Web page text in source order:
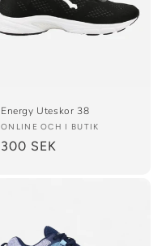
Energy Uteskor 38
Säljare:
ONLINE OCH I BUTIK
Ordinarie
300 SEK